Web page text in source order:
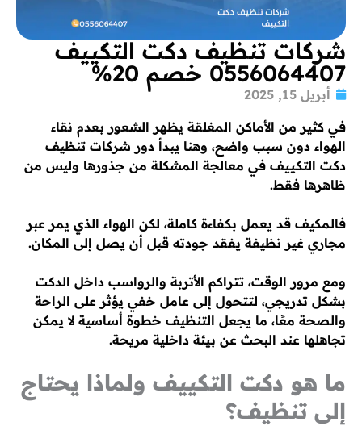
شركات تنظيف دكت التكييف
0556064407 خصم 20%
أبريل 15, 2025
في كثير من الأماكن المغلقة يظهر الشعور بعدم نقاء
الهواء دون سبب واضح، وهنا يبدأ دور شركات تنظيف
دكت التكييف في معالجة المشكلة من جذورها وليس من
ظاهرها فقط.
فالمكيف قد يعمل بكفاءة كاملة، لكن الهواء الذي يمر عبر
مجاري غير نظيفة يفقد جودته قبل أن يصل إلى المكان.
ومع مرور الوقت، تتراكم الأتربة والرواسب داخل الدكت
بشكل تدريجي، لتتحول إلى عامل خفي يؤثر على الراحة
والصحة معًا، ما يجعل التنظيف خطوة أساسية لا يمكن
تجاهلها عند البحث عن بيئة داخلية مريحة.
ما هو دكت التكييف ولماذا يحتاج
إلى تنظيف؟